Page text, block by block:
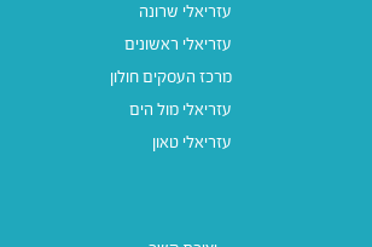
עזריאלי שרונה
עזריאלי ראשונים
מרכז העסקים חולון
עזריאלי מול הים
עזריאלי טאון